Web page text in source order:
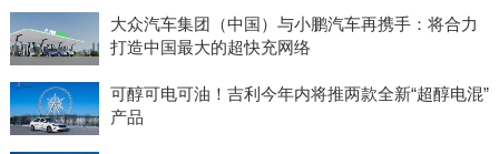
大众汽车集团（中国）与小鹏汽车再携手：将合力
打造中国最大的超快充网络
可醇可电可油！吉利今年内将推两款全新“超醇电混”
产品